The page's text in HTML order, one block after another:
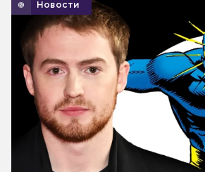
Новости